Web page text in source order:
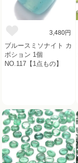
3,480円
ブルースミソナイト カ
ボション 1個
NO.117【1点もの】